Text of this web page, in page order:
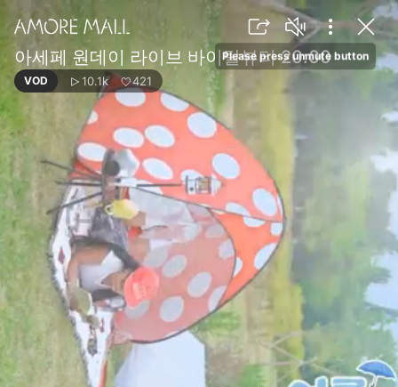
아세페 원데이 라이브 바이탈뷰티 20:00
VOD 10.1k 421
Please press unmute button